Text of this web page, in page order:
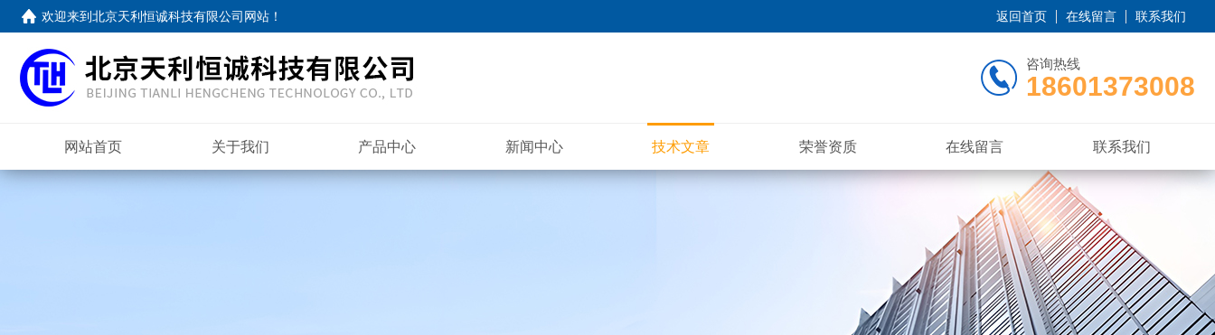
欢迎来到北京天利恒诚科技有限公司网站 ！ 返回首页 在线留言 联系我们
咨询热线
18601373008
网站首页 关于我们 产品中心 新闻中心 技术文章 荣誉资质 在线留言 联系我们